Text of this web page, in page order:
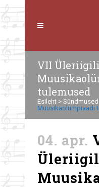
VII
tulemused
Esileht > Sündmused
Muusikaolümpiaadi
04. apr.